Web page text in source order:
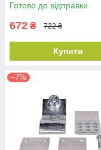
Готово до відправки
672 ₴ 722 ₴
Купити
–7%